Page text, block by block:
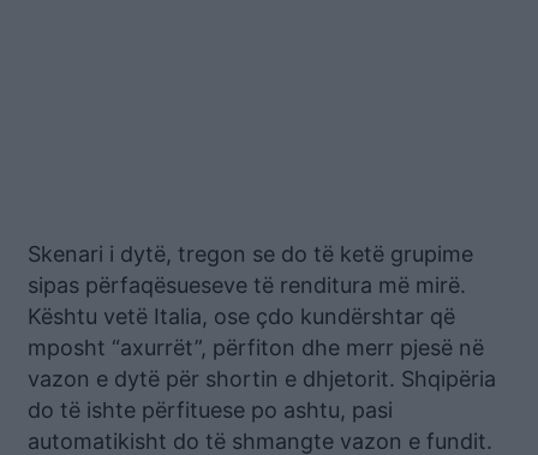
Skenari i dytë, tregon se do të ketë grupime
sipas përfaqësueseve të renditura më mirë.
Kështu vetë Italia, ose çdo kundërshtar që
mposht “axurrët”, përfiton dhe merr pjesë në
vazon e dytë për shortin e dhjetorit. Shqipëria
do të ishte përfituese po ashtu, pasi
automatikisht do të shmangte vazon e fundit.